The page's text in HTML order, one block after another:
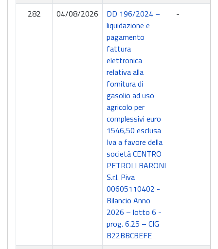
282 04/08/2026
DD 196/2024 –
liquidazione e
pagamento
fattura
elettronica
relativa alla
fornitura di
gasolio ad uso
agricolo per
complessivi euro
1546,50 esclusa
Iva a favore della
società CENTRO
PETROLI BARONI
S.r.l. Piva
00605110402 -
Bilancio Anno
2026 – lotto 6 -
prog. 6.25 – CIG
B22BBCBEFE
-